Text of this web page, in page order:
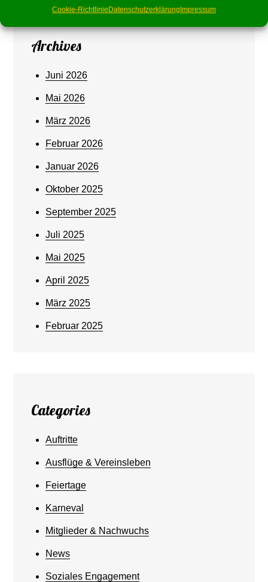
Cookie-Richtlinie Datenschutzerklärung Impressum
Archives
Juni 2026
Mai 2026
März 2026
Februar 2026
Januar 2026
Oktober 2025
September 2025
Juli 2025
Mai 2025
April 2025
März 2025
Februar 2025
Categories
Auftritte
Ausflüge & Vereinsleben
Feiertage
Karneval
Mitglieder & Nachwuchs
News
Soziales Engagement